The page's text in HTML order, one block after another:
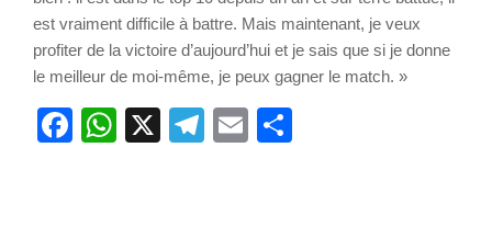
est vraiment difficile à battre. Mais maintenant, je veux
profiter de la victoire d’aujourd’hui et je sais que si je donne
le meilleur de moi-même, je peux gagner le match. »
Facebook
WhatsApp
X Telegram
Email